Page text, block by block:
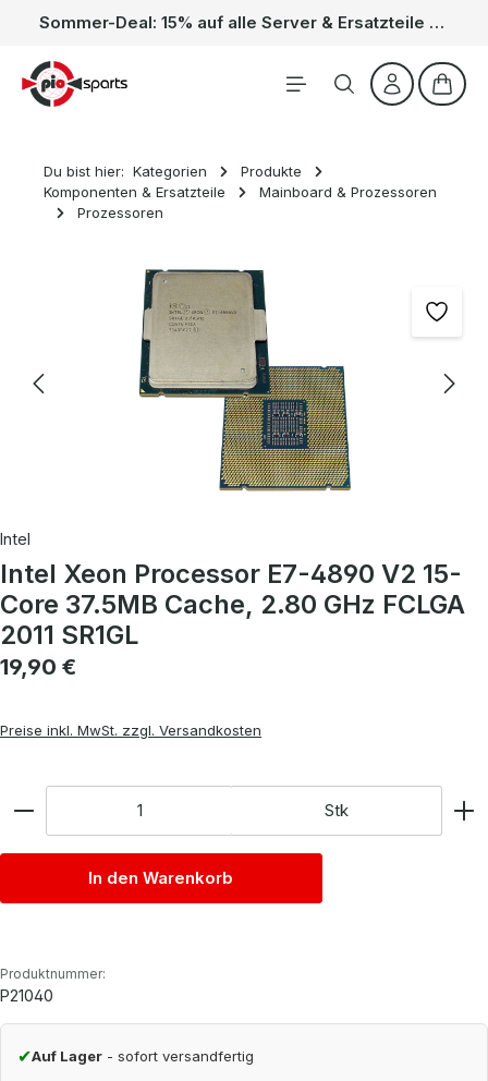
Zum Hauptinhalt springen Sommer-Deal: 15% auf alle Server & Ersatzteile – Kein Code nötig, der Rabatt wird automatisch im Warenkorb abgezogen. Gültig vom 01.06. bis 31.08.
Du bist hier: Kategorien
Produkte
Komponenten & Ersatzteile
Mainboard & Prozessoren
Prozessoren
Bildergalerie überspringen
Intel
Intel Xeon Processor E7-4890 V2 15-
Core 37.5MB Cache, 2.80 GHz FCLGA
2011 SR1GL
Regulärer Preis:
19,90 €
Preise inkl. MwSt. zzgl. Versandkosten
Stk
In den Warenkorb
Produktnummer:
P21040
✔Auf Lager - sofort versandfertig